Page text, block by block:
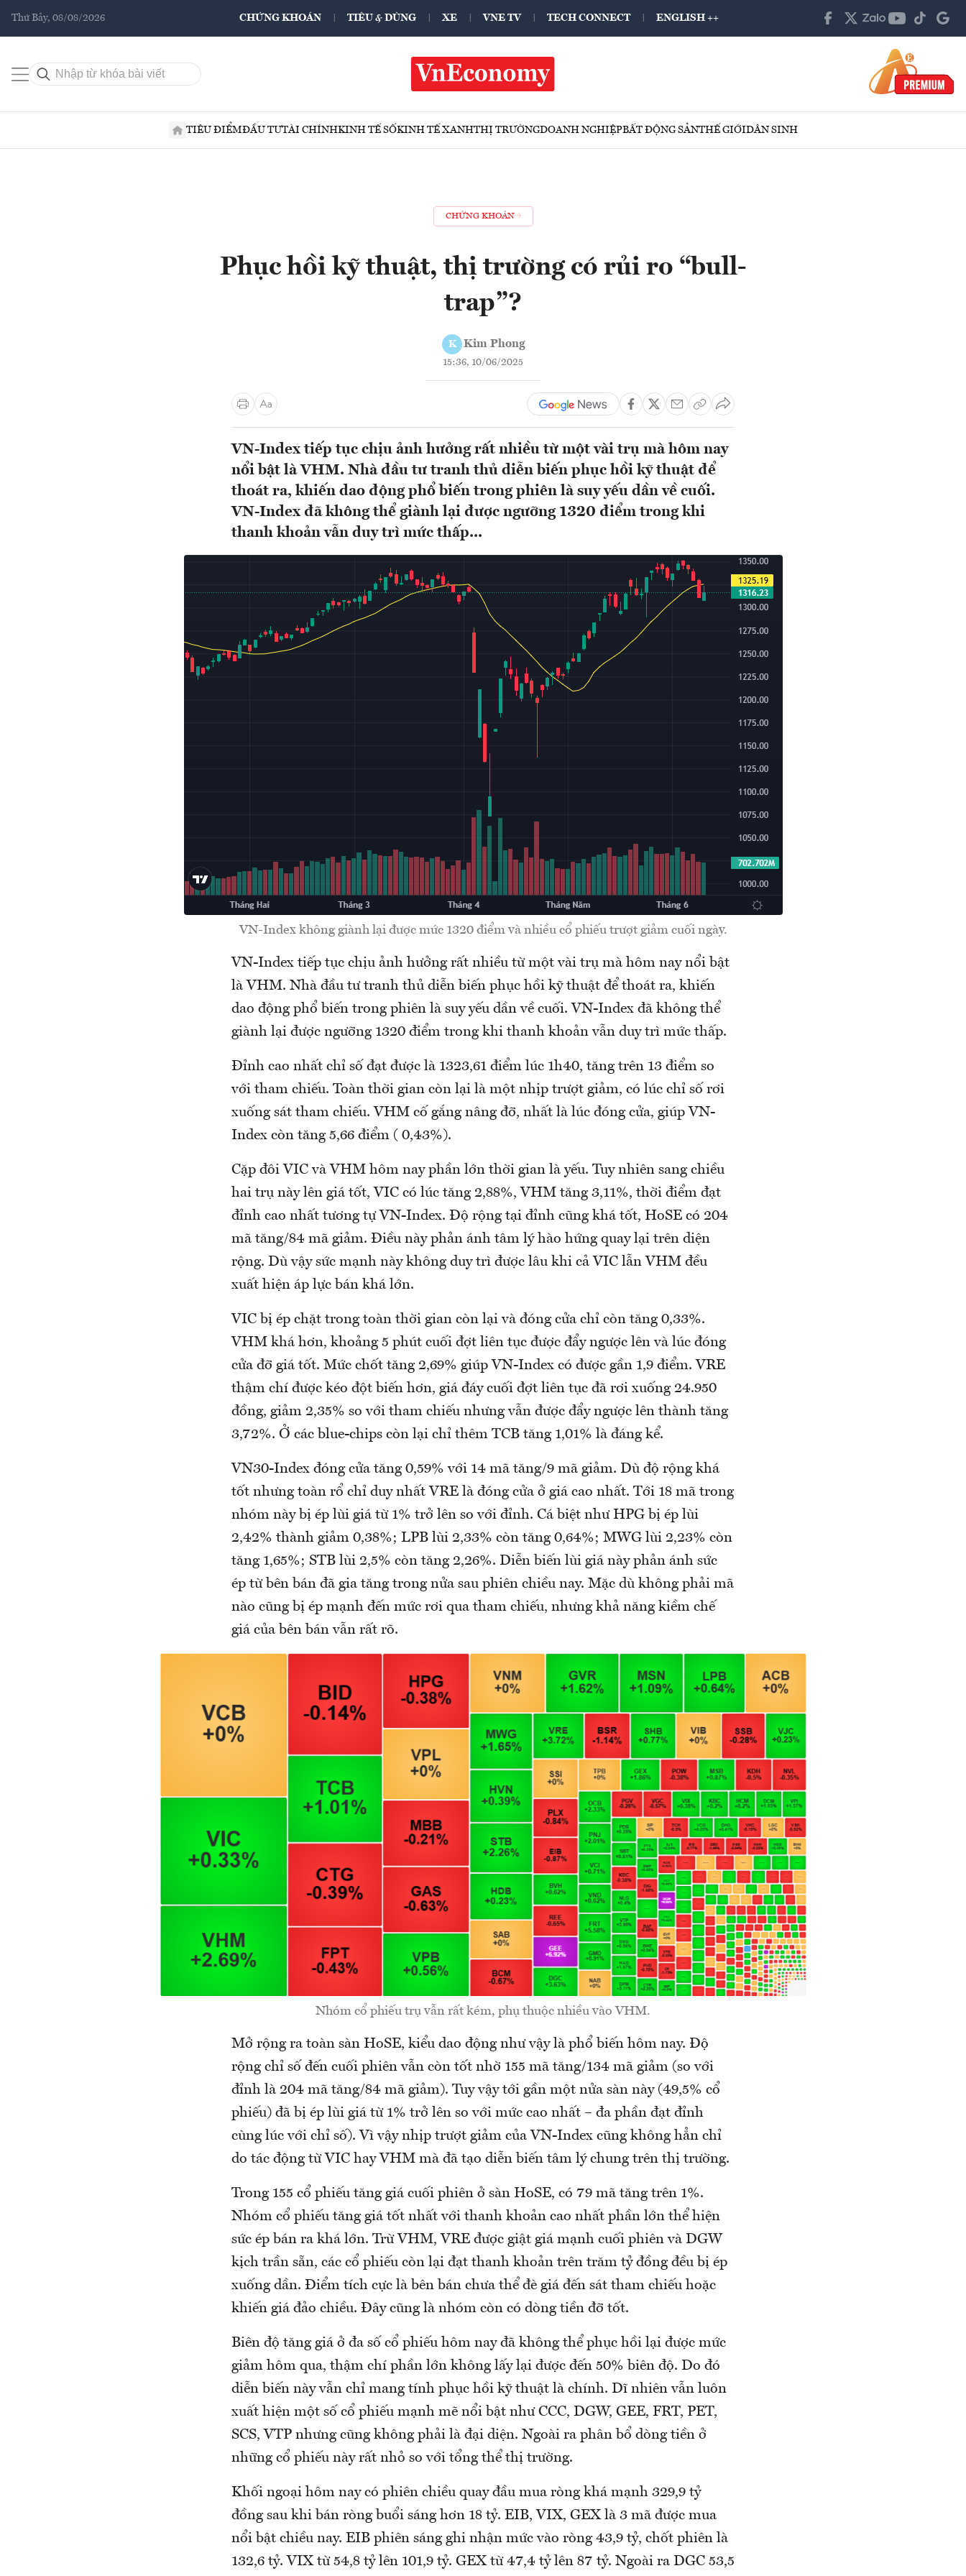
Thứ Bảy, 08/08/2026 CHỨNG KHOÁN TIÊU & DÙNG XE VNE TV TECH CONNECT ENGLISH ++
TIÊU ĐIỂMĐẦU TƯTÀI CHÍNHKINH TẾ SỐKINH TẾ XANHTHỊ TRƯỜNGDOANH NGHIỆPBẤT ĐỘNG SẢNTHẾ GIỚIDÂN SINH
CHỨNG KHOÁN
Phục hồi kỹ thuật, thị trường có rủi ro “bull-
trap”?
K Kim Phong
15:36, 10/06/2025
VN-Index tiếp tục chịu ảnh hưởng rất nhiều từ một vài trụ mà hôm nay
nổi bật là VHM. Nhà đầu tư tranh thủ diễn biến phục hồi kỹ thuật để
thoát ra, khiến dao động phổ biến trong phiên là suy yếu dần về cuối.
VN-Index đã không thể giành lại được ngưỡng 1320 điểm trong khi
thanh khoản vẫn duy trì mức thấp...
VN-Index không giành lại được mức 1320 điểm và nhiều cổ phiếu trượt giảm cuối ngày.
VN-Index tiếp tục chịu ảnh hưởng rất nhiều từ một vài trụ mà hôm nay nổi bật
là VHM. Nhà đầu tư tranh thủ diễn biến phục hồi kỹ thuật để thoát ra, khiến
dao động phổ biến trong phiên là suy yếu dần về cuối. VN-Index đã không thể
giành lại được ngưỡng 1320 điểm trong khi thanh khoản vẫn duy trì mức thấp.
Đỉnh cao nhất chỉ số đạt được là 1323,61 điểm lúc 1h40, tăng trên 13 điểm so
với tham chiếu. Toàn thời gian còn lại là một nhịp trượt giảm, có lúc chỉ số rơi
xuống sát tham chiếu. VHM cố gắng nâng đỡ, nhất là lúc đóng cửa, giúp VN-
Index còn tăng 5,66 điểm ( 0,43%).
Cặp đôi VIC và VHM hôm nay phần lớn thời gian là yếu. Tuy nhiên sang chiều
hai trụ này lên giá tốt, VIC có lúc tăng 2,88%, VHM tăng 3,11%, thời điểm đạt
đỉnh cao nhất tương tự VN-Index. Độ rộng tại đỉnh cũng khá tốt, HoSE có 204
mã tăng/84 mã giảm. Điều này phản ánh tâm lý hào hứng quay lại trên diện
rộng. Dù vậy sức mạnh này không duy trì được lâu khi cả VIC lẫn VHM đều
xuất hiện áp lực bán khá lớn.
VIC bị ép chặt trong toàn thời gian còn lại và đóng cửa chỉ còn tăng 0,33%.
VHM khá hơn, khoảng 5 phút cuối đợt liên tục được đẩy ngược lên và lúc đóng
cửa đỡ giá tốt. Mức chốt tăng 2,69% giúp VN-Index có được gần 1,9 điểm. VRE
thậm chí được kéo đột biến hơn, giá đáy cuối đợt liên tục đã rơi xuống 24.950
đồng, giảm 2,35% so với tham chiếu nhưng vẫn được đẩy ngược lên thành tăng
3,72%. Ở các blue-chips còn lại chỉ thêm TCB tăng 1,01% là đáng kể.
VN30-Index đóng cửa tăng 0,59% với 14 mã tăng/9 mã giảm. Dù độ rộng khá
tốt nhưng toàn rổ chỉ duy nhất VRE là đóng cửa ở giá cao nhất. Tới 18 mã trong
nhóm này bị ép lùi giá từ 1% trở lên so với đỉnh. Cá biệt như HPG bị ép lùi
2,42% thành giảm 0,38%; LPB lùi 2,33% còn tăng 0,64%; MWG lùi 2,23% còn
tăng 1,65%; STB lùi 2,5% còn tăng 2,26%. Diễn biến lùi giá này phản ánh sức
ép từ bên bán đã gia tăng trong nửa sau phiên chiều nay. Mặc dù không phải mã
nào cũng bị ép mạnh đến mức rơi qua tham chiếu, nhưng khả năng kiềm chế
giá của bên bán vẫn rất rõ.
Nhóm cổ phiếu trụ vẫn rất kém, phụ thuộc nhiều vào VHM.
Mở rộng ra toàn sàn HoSE, kiểu dao động như vậy là phổ biến hôm nay. Độ
rộng chỉ số đến cuối phiên vẫn còn tốt nhờ 155 mã tăng/134 mã giảm (so với
đỉnh là 204 mã tăng/84 mã giảm). Tuy vậy tới gần một nửa sàn này (49,5% cổ
phiếu) đã bị ép lùi giá từ 1% trở lên so với mức cao nhất – đa phần đạt đỉnh
cùng lúc với chỉ số). Vì vậy nhịp trượt giảm của VN-Index cũng không hẳn chỉ
do tác động từ VIC hay VHM mà đã tạo diễn biến tâm lý chung trên thị trường.
Trong 155 cổ phiếu tăng giá cuối phiên ở sàn HoSE, có 79 mã tăng trên 1%.
Nhóm cổ phiếu tăng giá tốt nhất với thanh khoản cao nhất phần lớn thể hiện
sức ép bán ra khá lớn. Trừ VHM, VRE được giật giá mạnh cuối phiên và DGW
kịch trần sẵn, các cổ phiếu còn lại đạt thanh khoản trên trăm tỷ đồng đều bị ép
xuống dần. Điểm tích cực là bên bán chưa thể đè giá đến sát tham chiếu hoặc
khiến giá đảo chiều. Đây cũng là nhóm còn có dòng tiền đỡ tốt.
Biên độ tăng giá ở đa số cổ phiếu hôm nay đã không thể phục hồi lại được mức
giảm hôm qua, thậm chí phần lớn không lấy lại được đến 50% biên độ. Do đó
diễn biến này vẫn chỉ mang tính phục hồi kỹ thuật là chính. Dĩ nhiên vẫn luôn
xuất hiện một số cổ phiếu mạnh mẽ nổi bật như CCC, DGW, GEE, FRT, PET,
SCS, VTP nhưng cũng không phải là đại diện. Ngoài ra phân bổ dòng tiền ở
những cổ phiếu này rất nhỏ so với tổng thể thị trường.
Khối ngoại hôm nay có phiên chiều quay đầu mua ròng khá mạnh 329,9 tỷ
đồng sau khi bán ròng buổi sáng hơn 18 tỷ. EIB, VIX, GEX là 3 mã được mua
nổi bật chiều nay. EIB phiên sáng ghi nhận mức vào ròng 43,9 tỷ, chốt phiên là
132,6 tỷ. VIX từ 54,8 tỷ lên 101,9 tỷ. GEX từ 47,4 tỷ lên 87 tỷ. Ngoài ra DGC 53,5